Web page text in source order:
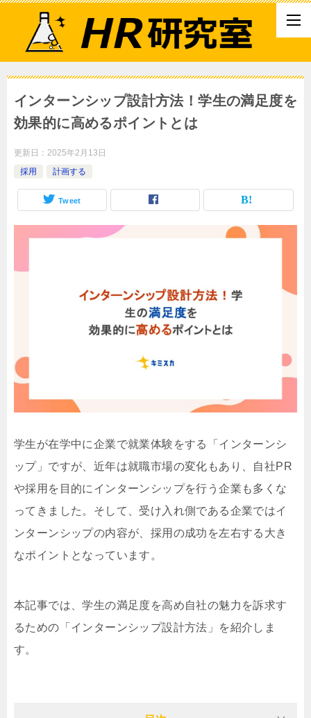
インターンシップ設計方法！学生の満足度を
効果的に高めるポイントとは
更新日： 2025年2月13日
採用
計画する
Tweet
学生が在学中に企業で就業体験をする「インターンシ
ップ」ですが、近年は就職市場の変化もあり、自社PR
や採用を目的にインターンシップを行う企業も多くな
ってきました。そして、受け入れ側である企業ではイ
ンターンシップの内容が、採用の成功を左右する大き
なポイントとなっています。
本記事では、学生の満足度を高め自社の魅力を訴求す
るための「インターンシップ設計方法」を紹介しま
す。